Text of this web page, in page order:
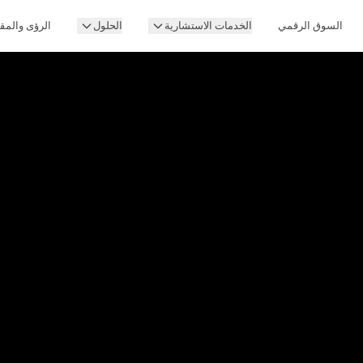
السوق الرقمي الخدمات الاستشارية الحلول الرؤى